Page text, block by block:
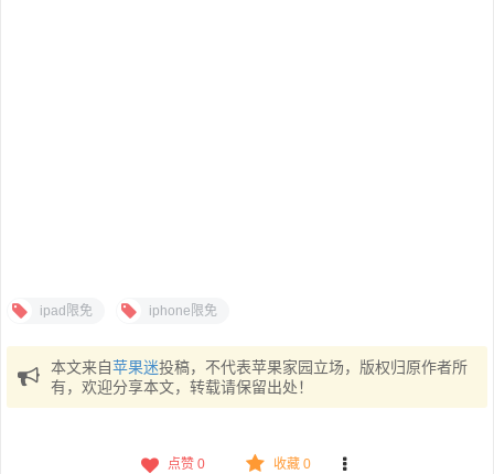
ipad限免 iphone限免
本文来自苹果迷投稿，不代表苹果家园立场，版权归原作者所
有，欢迎分享本文，转载请保留出处！
点赞 0 收藏 0